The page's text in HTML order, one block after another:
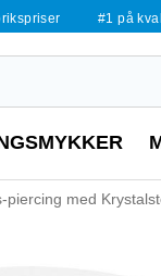
#1 på
piercing med